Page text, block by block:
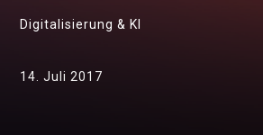
Digitalisierung & KI
14. Juli 2017